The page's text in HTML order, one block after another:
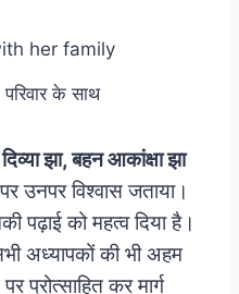
के साथ
दिव्या झा, बहन आकांक्षा झा
उनपर विश्वास जताया।
पढ़ाई को महत्व दिया है।
अध्यापकों की भी अहम
प्रोत्‍साहित कर मार्ग